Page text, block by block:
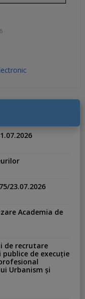
23.07.2026
Academia de
de recrutare
de execuție
Urbanism și